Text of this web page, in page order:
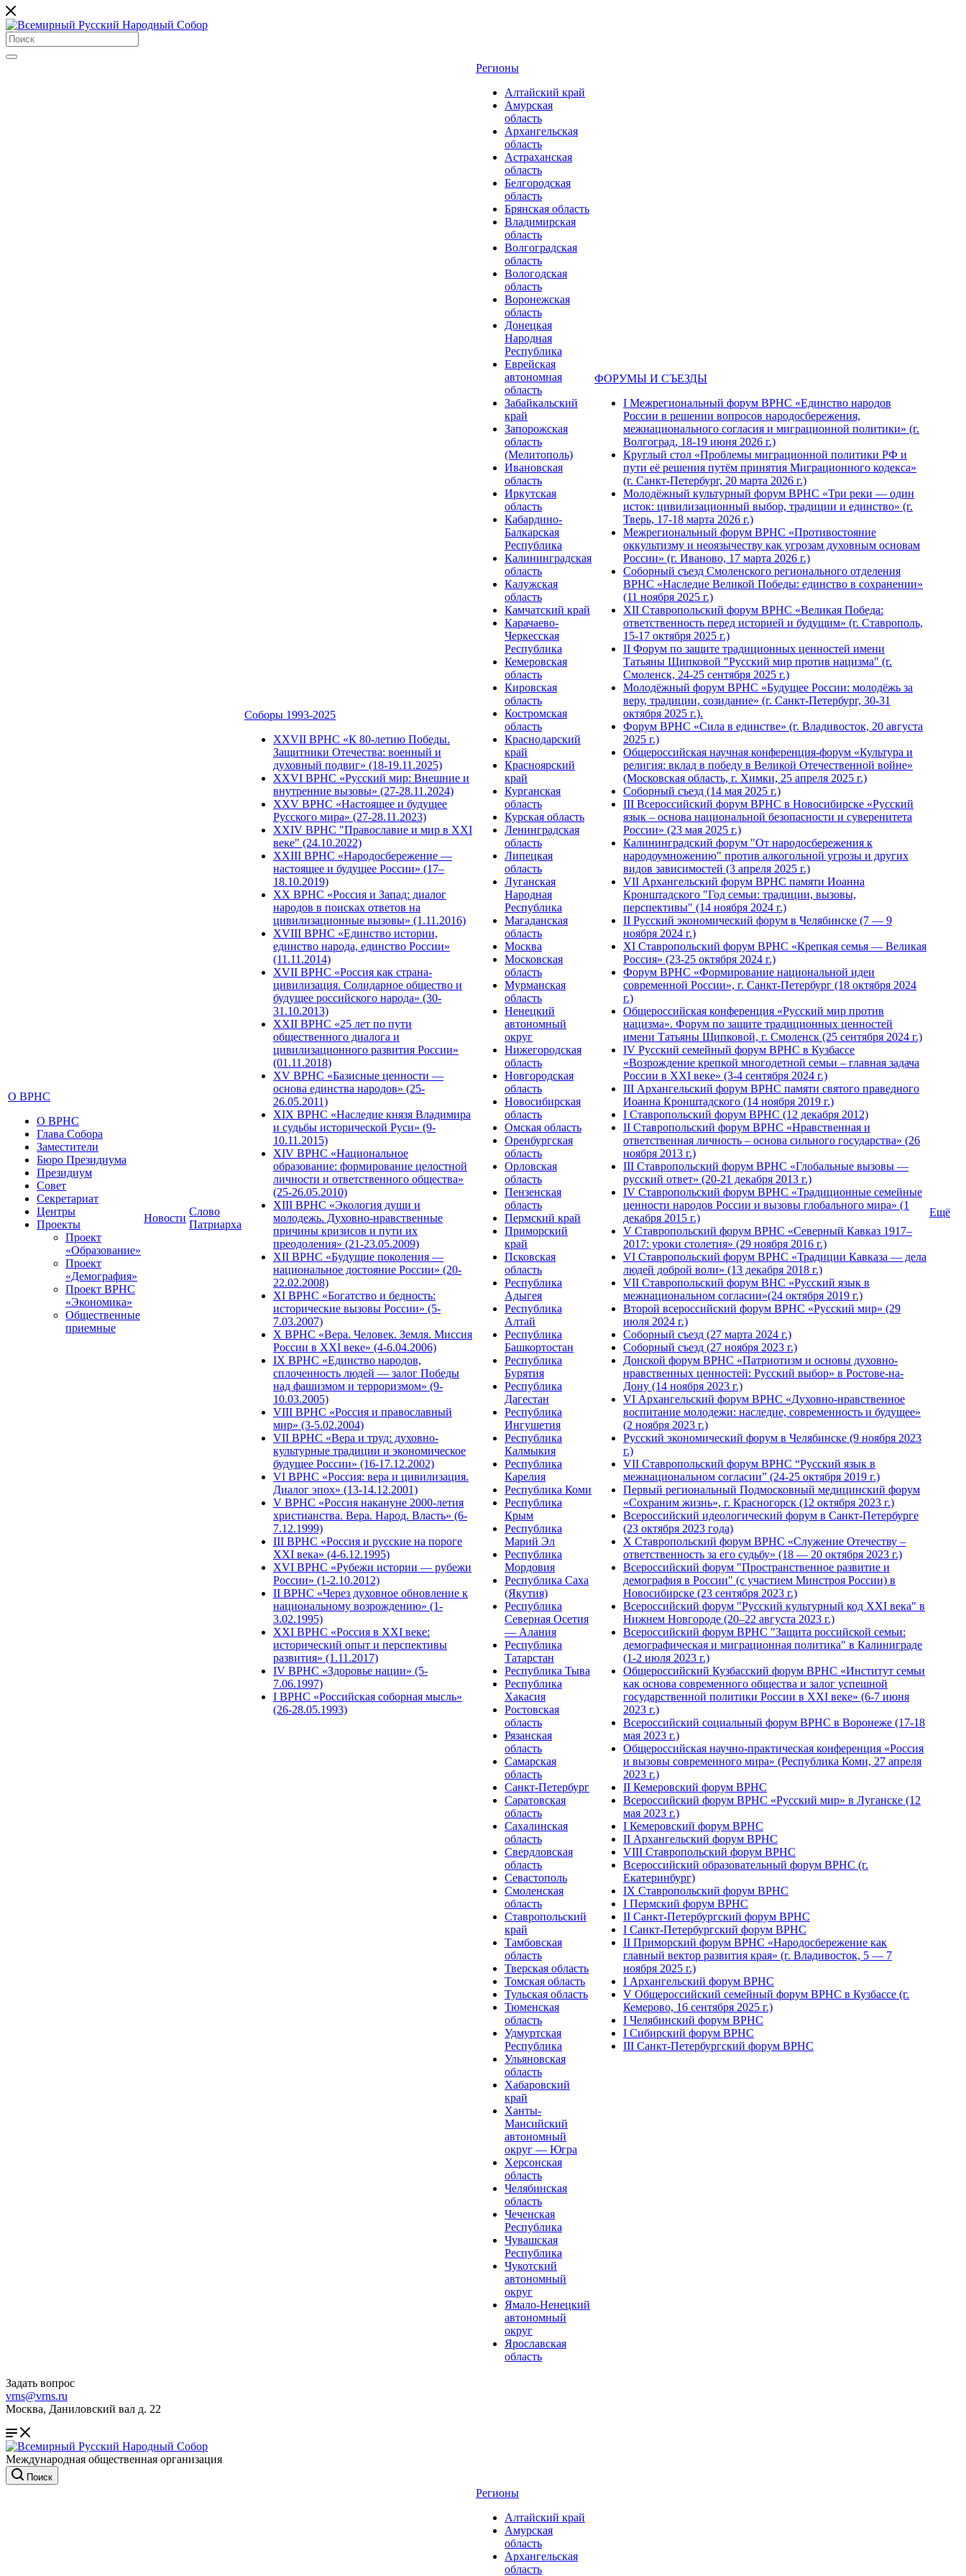
О ВРНС
О ВРНС
Глава Собора
Заместители
Бюро Президиума
Президиум
Совет
Секретариат
Центры
Проекты
Проект
«Образование»
Проект
«Демография»
Проект ВРНС
«Экономика»
Общественные
приемные
Новости
Слово
Патриарха
Соборы 1993-2025
ХХVII ВРНС «К 80-летию Победы.
Защитники Отечества: военный и
духовный подвиг» (18-19.11.2025)
XXVI ВРНС «Русский мир: Внешние и
внутренние вызовы» (27-28.11.2024)
XXV ВРНС «Настоящее и будущее
Русского мира» (27-28.11.2023)
XXIV ВРНС "Православие и мир в XXI
веке" (24.10.2022)
XXIII ВРНС «Народосбережение —
настоящее и будущее России» (17–
18.10.2019)
XX ВРНС «Россия и Запад: диалог
народов в поисках ответов на
цивилизационные вызовы» (1.11.2016)
XVIII ВРНС «Единство истории,
единство народа, единство России»
(11.11.2014)
XVII ВРНС «Россия как страна-
цивилизация. Солидарное общество и
будущее российского народа» (30-
31.10.2013)
XXII ВРНС «25 лет по пути
общественного диалога и
цивилизационного развития России»
(01.11.2018)
XV ВРНС «Базисные ценности —
основа единства народов» (25-
26.05.2011)
XIX ВРНС «Наследие князя Владимира
и судьбы исторической Руси» (9-
10.11.2015)
XIV ВРНС «Национальное
образование: формирование целостной
личности и ответственного общества»
(25-26.05.2010)
XIII ВРНС «Экология души и
молодежь. Духовно-нравственные
причины кризисов и пути их
преодоления» (21-23.05.2009)
XII ВРНС «Будущие поколения —
национальное достояние России» (20-
22.02.2008)
XI ВРНС «Богатство и бедность:
исторические вызовы России» (5-
7.03.2007)
X ВРНС «Вера. Человек. Земля. Миссия
России в XXI веке» (4-6.04.2006)
IX ВРНС «Единство народов,
сплоченность людей — залог Победы
над фашизмом и терроризмом» (9-
10.03.2005)
VIII ВРНС «Россия и православный
мир» (3-5.02.2004)
VII ВРНС «Вера и труд: духовно-
культурные традиции и экономическое
будущее России» (16-17.12.2002)
VI ВРНС «Россия: вера и цивилизация.
Диалог эпох» (13-14.12.2001)
V ВРНС «Россия накануне 2000-летия
христианства. Вера. Народ. Власть» (6-
7.12.1999)
III ВРНС «Россия и русские на пороге
XXI века» (4-6.12.1995)
XVI ВРНС «Рубежи истории — рубежи
России» (1-2.10.2012)
II ВРНС «Через духовное обновление к
национальному возрождению» (1-
3.02.1995)
XХI ВРНС «Россия в XXI веке:
исторический опыт и перспективы
развития» (1.11.2017)
IV ВРНС «Здоровье нации» (5-
7.06.1997)
I ВРНС «Российская соборная мысль»
(26-28.05.1993)
Регионы
Алтайский край
Амурская
область
Архангельская
область
Астраханская
область
Белгородская
область
Брянская область
Владимирская
область
Волгоградская
область
Вологодская
область
Воронежская
область
Донецкая
Народная
Республика
Еврейская
автономная
область
Забайкальский
край
Запорожская
область
(Мелитополь)
Ивановская
область
Иркутская
область
Кабардино-
Балкарская
Республика
Калининградская
область
Калужская
область
Камчатский край
Карачаево-
Черкесская
Республика
Кемеровская
область
Кировская
область
Костромская
область
Краснодарский
край
Красноярский
край
Курганская
область
Курская область
Ленинградская
область
Липецкая
область
Луганская
Народная
Республика
Магаданская
область
Москва
Московская
область
Мурманская
область
Ненецкий
автономный
округ
Нижегородская
область
Новгородская
область
Новосибирская
область
Омская область
Оренбургская
область
Орловская
область
Пензенская
область
Пермский край
Приморский
край
Псковская
область
Республика
Адыгея
Республика
Алтай
Республика
Башкортостан
Республика
Бурятия
Республика
Дагестан
Республика
Ингушетия
Республика
Калмыкия
Республика
Карелия
Республика Коми
Республика
Крым
Республика
Марий Эл
Республика
Мордовия
Республика Саха
(Якутия)
Республика
Северная Осетия
— Алания
Республика
Татарстан
Республика Тыва
Республика
Хакасия
Ростовская
область
Рязанская
область
Самарская
область
Санкт-Петербург
Саратовская
область
Сахалинская
область
Свердловская
область
Севастополь
Смоленская
область
Ставропольский
край
Тамбовская
область
Тверская область
Томская область
Тульская область
Тюменская
область
Удмуртская
Республика
Ульяновская
область
Хабаровский
край
Ханты-
Мансийский
автономный
округ — Югра
Херсонская
область
Челябинская
область
Чеченская
Республика
Чувашская
Рeспублика
Чукотский
автономный
округ
Ямало-Ненецкий
автономный
округ
Ярославская
область
ФОРУМЫ И СЪЕЗДЫ
I Межрегиональный форум ВРНС «Единство народов
России в решении вопросов народосбережения,
межнационального согласия и миграционной политики» (г.
Волгоград, 18-19 июня 2026 г.)
Круглый стол «Проблемы миграционной политики РФ и
пути её решения путём принятия Миграционного кодекса»
(г. Санкт-Петербург, 20 марта 2026 г.)
Молодёжный культурный форум ВРНС «Три реки — один
исток: цивилизационный выбор, традиции и единство» (г.
Тверь, 17-18 марта 2026 г.)
Межрегиональный форум ВРНС «Противостояние
оккультизму и неоязычеству как угрозам духовным основам
России» (г. Иваново, 17 марта 2026 г.)
Соборный съезд Смоленского регионального отделения
ВРНС «Наследие Великой Победы: единство в сохранении»
(11 ноября 2025 г.)
XII Ставропольский форум ВРНС «Великая Победа:
ответственность перед историей и будущим» (г. Ставрополь,
15-17 октября 2025 г.)
II Форум по защите традиционных ценностей имени
Татьяны Щипковой "Русский мир против нацизма" (г.
Смоленск, 24-25 сентября 2025 г.)
Молодёжный форум ВРНС «Будущее России: молодёжь за
веру, традиции, созидание» (г. Санкт-Петербург, 30-31
октября 2025 г.).
Форум ВРНС «Сила в единстве» (г. Владивосток, 20 августа
2025 г.)
Общероссийская научная конференция-форум «Культура и
религия: вклад в победу в Великой Отечественной войне»
(Московская область, г. Химки, 25 апреля 2025 г.)
Соборный съезд (14 мая 2025 г.)
III Всероссийский форум ВРНС в Новосибирске «Русский
язык – основа национальной безопасности и суверенитета
России» (23 мая 2025 г.)
Калининградский форум "От народосбережения к
народоумножению" против алкогольной угрозы и других
видов зависимостей (3 апреля 2025 г.)
VII Архангельский форум ВРНС памяти Иоанна
Кронштадского "Год семьи: традиции, вызовы,
перспективы" (14 ноября 2024 г.)
II Русский экономический форум в Челябинске (7 — 9
ноября 2024 г.)
ХI Ставропольский форум ВРНС «Крепкая семья — Великая
Россия» (23-25 октября 2024 г.)
Форум ВРНС «Формирование национальной идеи
современной России», г. Санкт-Петербург (18 октября 2024
г.)
Общероссийская конференция «Русский мир против
нацизма». Форум по защите традиционных ценностей
имени Татьяны Щипковой, г. Смоленск (25 сентября 2024 г.)
IV Русский семейный форум ВРНС в Кузбассе
«Возрождение крепкой многодетной семьи – главная задача
России в XXI веке» (3-4 сентября 2024 г.)
III Архангельский форум ВРНС памяти святого праведного
Иоанна Кронштадского (14 ноября 2019 г.)
I Ставропольский форум ВРНС (12 декабря 2012)
II Ставропольский форум ВРНС «Нравственная и
ответственная личность – основа сильного государства» (26
ноября 2013 г.)
III Ставропольский форум ВРНС «Глобальные вызовы —
русский ответ» (20-21 декабря 2013 г.)
IV Ставропольский форум ВРНС «Традиционные семейные
ценности народов России и вызовы глобального мира» (1
декабря 2015 г.)
V Ставропольский форум ВРНС «Северный Кавказ 1917–
2017: уроки столетия» (29 ноября 2016 г.)
VI Ставропольский форум ВРНС «Традиции Кавказа — дела
людей доброй воли» (13 декабря 2018 г.)
VII Ставропольский форум ВHС «Русский язык в
межнациональном согласии»(24 октября 2019 г.)
Второй всероссийский форум ВРНС «Русский мир» (29
июля 2024 г.)
Соборный съезд (27 марта 2024 г.)
Соборный съезд (27 ноября 2023 г.)
Донской форум ВРНС «Патриотизм и основы духовно-
нравственных ценностей: Русский выбор» в Ростове-на-
Дону (14 ноября 2023 г.)
VI Архангельский форум ВРНС «Духовно-нравственное
воспитание молодежи: наследие, современность и будущее»
(2 ноября 2023 г.)
Русский экономический форум в Челябинске (9 ноября 2023
г.)
VII Ставропольский форум ВРНС “Русский язык в
межнациональном согласии” (24-25 октября 2019 г.)
Первый региональный Подмосковный медицинский форум
«Сохраним жизнь», г. Красногорск (12 октября 2023 г.)
Всероссийский идеологический форум в Санкт-Петербурге
(23 октября 2023 года)
X Ставропольский форум ВРНС «Служение Отечеству –
ответственность за его судьбу» (18 — 20 октября 2023 г.)
Всероссийский форум "Пространственное развитие и
демография в России" (с участием Минстроя России) в
Новосибирске (23 сентября 2023 г.)
Всероссийский форум "Русский культурный код XXI века" в
Нижнем Новгороде (20–22 августа 2023 г.)
Всероссийский форум ВРНС "Защита российской семьи:
демографическая и миграционная политика" в Калиниграде
(1-2 июля 2023 г.)
Общероссийский Кузбасский форум ВРНС «Институт семьи
как основа современного общества и залог успешной
государственной политики России в ХХI веке» (6-7 июня
2023 г.)
Всероссийский социальный форум ВРНС в Воронеже (17-18
мая 2023 г.)
Общероссийская научно-практическая конференция «Россия
и вызовы современного мира» (Республика Коми, 27 апреля
2023 г.)
II Кемеровский форум ВРНС
Всероссийский форум ВРНС «Русский мир» в Луганске (12
мая 2023 г.)
I Кемеровский форум ВРНС
II Архангельский форум ВРНС
VIII Ставропольский форум ВРНС
Всероссийский образовательный форум ВРНС (г.
Екатеринбург)
IX Ставропольский форум ВРНС
I Пермский форум ВРНС
II Санкт-Петербургский форум ВРНС
I Санкт-Петербургский форум ВРНС
II Приморский форум ВРНС «Народосбережение как
главный вектор развития края» (г. Владивосток, 5 — 7
ноября 2025 г.)
I Архангельский форум ВРНС
V Общероссийский семейный форум ВРНС в Кузбассе (г.
Кемерово, 16 сентября 2025 г.)
I Челябинский форум ВРНС
I Сибирский форум ВРНС
III Санкт-Петербургский форум ВРНС
Ещё
Задать вопрос
vrns@vrns.ru
Москва, Даниловский вал д. 22
Международная общественная организация
Поиск
Регионы
Алтайский край
Амурская
область
Архангельская
область